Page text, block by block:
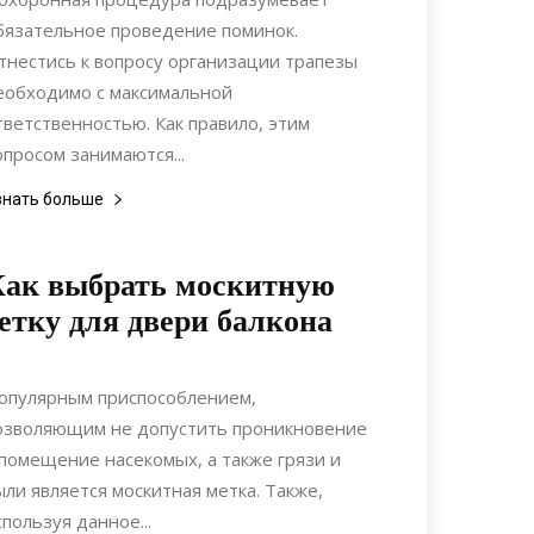
проведение поминок.
к вопросу организации трапезы
с максимальной
Как правило, этим
занимаются...
больше
выбрать москитную
для двери балкона
08.06.2021
приспособлением,
не допустить проникновение
насекомых, а также грязи и
является москитная метка. Также,
данное...